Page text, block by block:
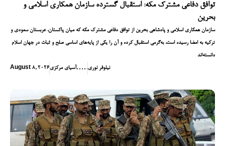
توافق دفاعی مشترک مکه: استقبال گسترده سازمان همکاری اسلامی و
بحرین
سازمان همکاری اسلامی و پادشاهی بحرین از توافق دفاعی مشترک مکه که میان پاکستان، عربستان سعودی و
ترکیه به امضا رسیده است، به‌گرمی استقبال کرده و آن را یکی از پایه‌های اساسی صلح و ثبات در جهان اسلام
دانسته‌اند
August 8, 2026آسیای مرکزی, , , , ,نیلوفر نوری